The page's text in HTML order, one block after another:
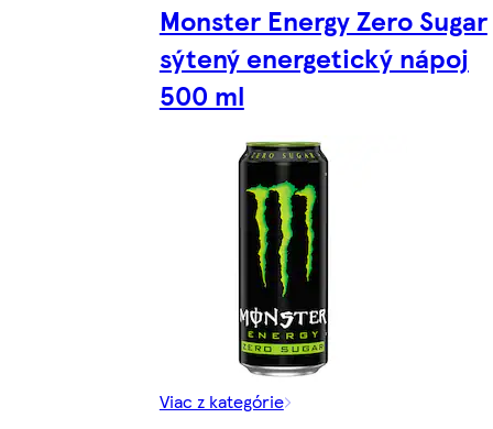
Monster Energy Zero Sugar
sýtený energetický nápoj
500 ml
Viac z kategórie